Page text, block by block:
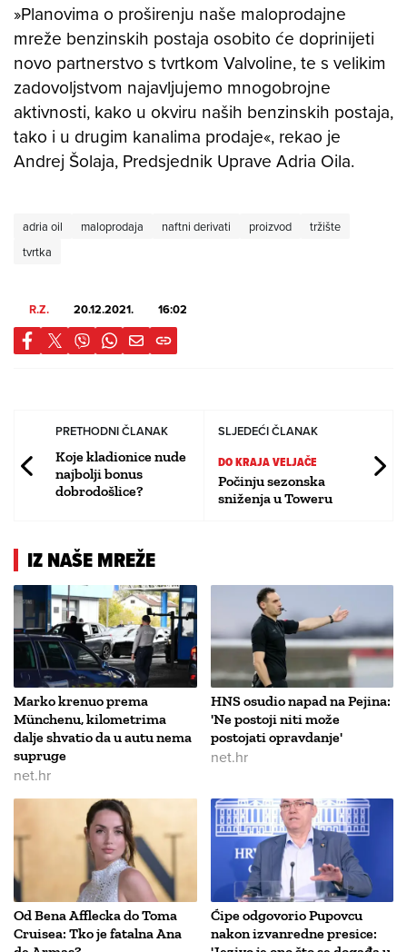
»Planovima o proširenju naše maloprodajne
mreže benzinskih postaja osobito će doprinijeti
novo partnerstvo s tvrtkom Valvoline, te s velikim
zadovoljstvom najavljujemo mnogobrojne
aktivnosti, kako u okviru naših benzinskih postaja,
tako i u drugim kanalima prodaje«, rekao je
Andrej Šolaja, Predsjednik Uprave Adria Oila.
adria oil maloprodaja naftni derivati proizvod
tržište
tvrtka
R.Z. 20.12.2021. 16:02
PRETHODNI ČLANAK
Koje kladionice nude
najbolji bonus
dobrodošlice?
SLJEDEĆI ČLANAK
DO KRAJA VELJAČE
Počinju sezonska
sniženja u Toweru
IZ NAŠE MREŽE
Marko krenuo prema
Münchenu, kilometrima
dalje shvatio da u autu nema
supruge
net.hr
HNS osudio napad na Pejina:
'Ne postoji niti može
postojati opravdanje'
net.hr
Od Bena Afflecka do Toma
Cruisea: Tko je fatalna Ana
Ćipe odgovorio Pupovcu
nakon izvanredne presice: